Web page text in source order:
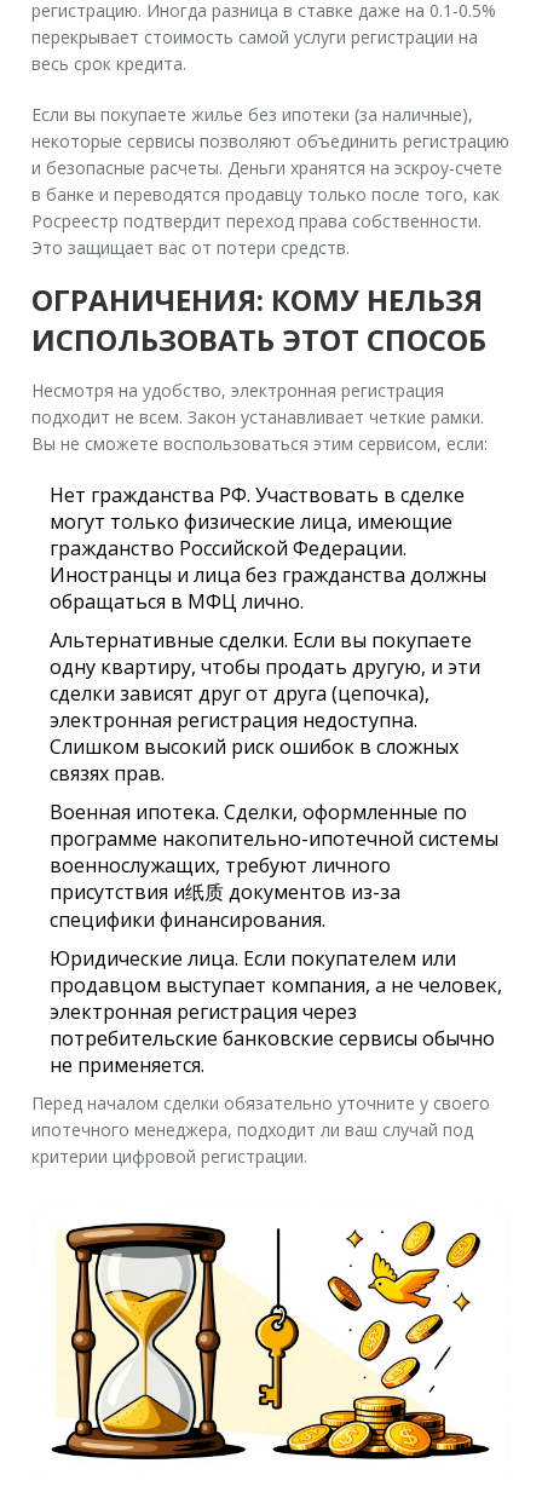
регистрацию. Иногда разница в ставке даже на 0.1-0.5%
перекрывает стоимость самой услуги регистрации на
весь срок кредита.
Если вы покупаете жилье без ипотеки (за наличные),
некоторые сервисы позволяют объединить регистрацию
и безопасные расчеты. Деньги хранятся на эскроу-счете
в банке и переводятся продавцу только после того, как
Росреестр подтвердит переход права собственности.
Это защищает вас от потери средств.
ОГРАНИЧЕНИЯ: КОМУ НЕЛЬЗЯ
ИСПОЛЬЗОВАТЬ ЭТОТ СПОСОБ
Несмотря на удобство, электронная регистрация
подходит не всем. Закон устанавливает четкие рамки.
Вы не сможете воспользоваться этим сервисом, если:
Нет гражданства РФ. Участвовать в сделке
могут только физические лица, имеющие
гражданство Российской Федерации.
Иностранцы и лица без гражданства должны
обращаться в МФЦ лично.
Альтернативные сделки. Если вы покупаете
одну квартиру, чтобы продать другую, и эти
сделки зависят друг от друга (цепочка),
электронная регистрация недоступна.
Слишком высокий риск ошибок в сложных
связях прав.
Военная ипотека. Сделки, оформленные по
программе накопительно-ипотечной системы
военнослужащих, требуют личного
присутствия и纸质 документов из-за
специфики финансирования.
Юридические лица. Если покупателем или
продавцом выступает компания, а не человек,
электронная регистрация через
потребительские банковские сервисы обычно
не применяется.
Перед началом сделки обязательно уточните у своего
ипотечного менеджера, подходит ли ваш случай под
критерии цифровой регистрации.